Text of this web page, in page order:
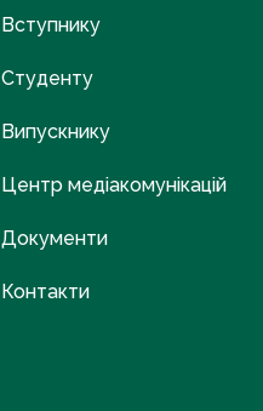
Вступнику
Студенту
Випускнику
Центр медіакомунікацій
Документи
Контакти